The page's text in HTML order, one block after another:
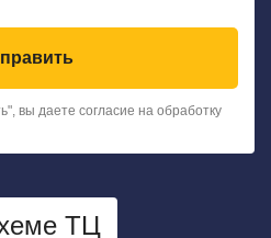
вы даете согласие на обработку
ТЦ